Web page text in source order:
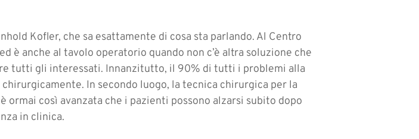
Kofler, che sa esattamente di cosa sta parlando. Al Centro
è anche al tavolo operatorio quando non c’è altra soluzione che
tutti gli interessati. Innanzitutto, il 90% di tutti i problemi alla
In secondo luogo, la tecnica chirurgica per la
così avanzata che i pazienti possono alzarsi subito dopo
in clinica.